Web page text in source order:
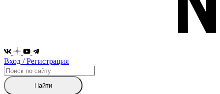
Вход / Регистрация
Найти